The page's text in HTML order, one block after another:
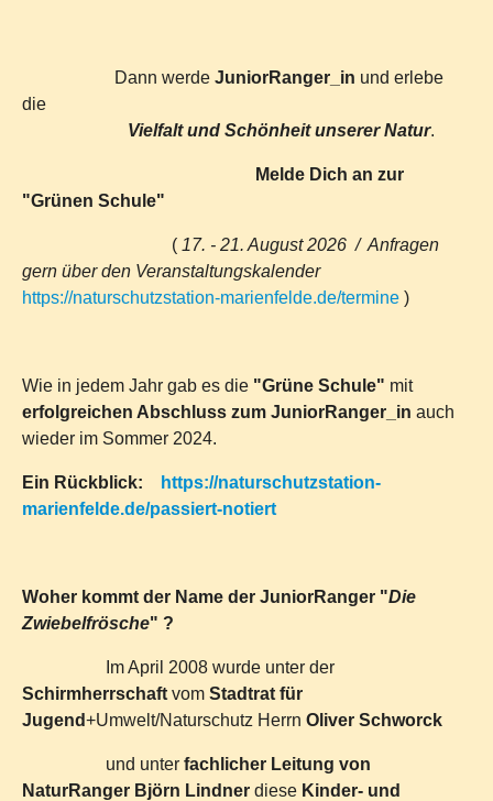
Dann werde JuniorRanger_in und erlebe
die
Vielfalt und Schönheit unserer Natur.
Melde Dich an zur
"Grünen Schule"
( 17. - 21. August 2026 / Anfragen
gern über den Veranstaltungskalender
https://naturschutzstation-marienfelde.de/termine )
Wie in jedem Jahr gab es die "Grüne Schule" mit
erfolgreichen Abschluss zum JuniorRanger_in auch
wieder im Sommer 2024.
Ein Rückblick:
https://naturschutzstation-
marienfelde.de/passiert-notiert
Woher kommt der Name der JuniorRanger "Die
Zwiebelfrösche" ?
Im April 2008 wurde unter der
Schirmherrschaft vom Stadtrat für
Jugend+Umwelt/Naturschutz Herrn Oliver Schworck
und unter fachlicher Leitung von
NaturRanger Björn Lindner diese Kinder- und